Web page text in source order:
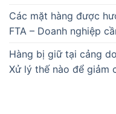
Các mặt hàng được
FTA – Doanh nghiệp
Hàng bị giữ tại cảng
Xử lý thế nào để giảm